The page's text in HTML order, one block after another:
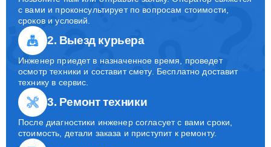
с вами и проконсультирует по вопросам стоимости,
сроков и условий.
2. Выезд курьера
Инженер приедет в назначенное время, проведет
осмотр техники и составит смету. Бесплатно доставит
технику в сервис.
3. Ремонт техники
После диагностики инженер согласует с вами сроки,
стоимость, детали заказа и приступит к ремонту.